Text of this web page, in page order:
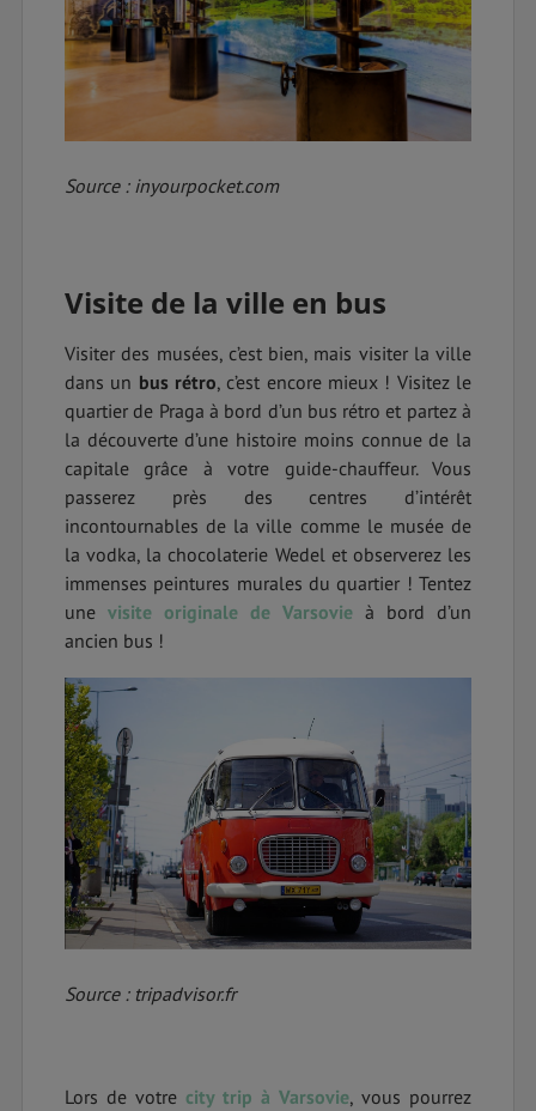
Source : inyourpocket.com
Visite de la ville en bus
Visiter des musées, c’est bien, mais visiter la ville
dans un bus rétro, c’est encore mieux ! Visitez le
quartier de Praga à bord d’un bus rétro et partez à
la découverte d’une histoire moins connue de la
capitale grâce à votre guide-chauffeur. Vous
passerez près des centres d’intérêt
incontournables de la ville comme le musée de
la vodka, la chocolaterie Wedel et observerez les
immenses peintures murales du quartier ! Tentez
une visite originale de Varsovie à bord d’un
ancien bus !
Source : tripadvisor.fr
Lors de votre city trip à Varsovie, vous pourrez